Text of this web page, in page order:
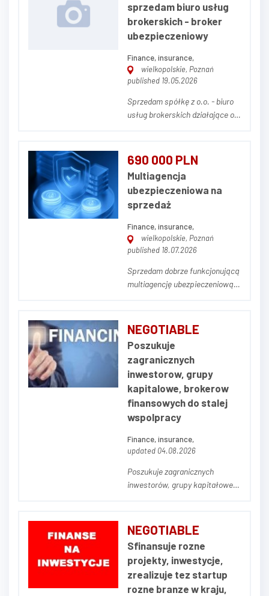
sprzedam biuro usług
brokerskich - broker
ubezpieczeniowy
Finance, insurance,
wielkopolskie, Poznań
published 19.05.2026
Sprzedam spółkę z o.o. - biuro
usług brokerskich działające od
składki z umów ubezpieczenia
to około 6 mln złotych. Firma
osiąga bardzo dobre wyniki
finansowe, posiada stabilny
portfel klientów. Gr...
690 000 PLN
Multiagencja
ubezpieczeniowa na
sprzedaż
Finance, insurance,
wielkopolskie, Poznań
published 18.07.2026
Sprzedam dobrze funkcjonującą
multiagencję ubezpieczeniową
transakcji to ok. 600 Klientów.
Firma działa od prawie 10 lat.
Notujemy wzrost przychodów w
każdym roku. Portfel podlega...
NEGOTIABLE
Poszukuje
zagranicznych
inwestorow, grupy
kapitalowe, brokerow
finansowych do stalej
wspolpracy
Finance, insurance,
updated 04.08.2026
Poszukuje zagranicznych
inwestorów, grupy kapitałowe,
poprowadzenia
przedstawicielstwa w Polsce
czy wspólna działalność
konsulting. Doradztwo
inwestycyjno - finansowe lub
tylko zainteresowany...
NEGOTIABLE
Sfinansuje rozne
projekty, inwestycje,
zrealizuje tez startup
rozne branze w kraju,